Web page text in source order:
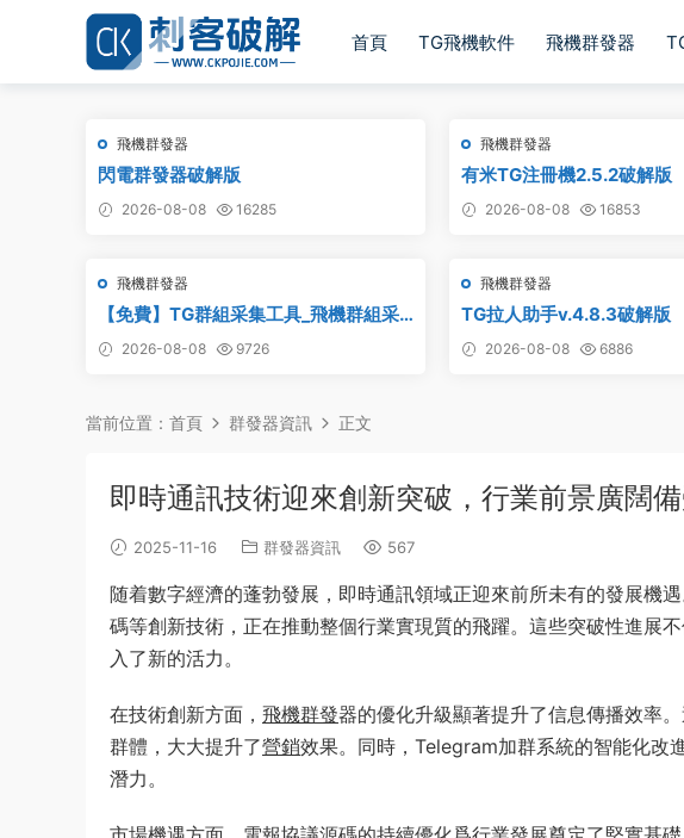
首頁 TG飛機軟件 飛機群發器
飛機群發器
閃電群發器破解版
2026-08-08 16285
飛機群發器
有米TG注冊機2.5.2破解版
2026-08-08 16853
飛機群發器
【免費】TG群組采集工具_飛機群組采
集軟件_電報群組采集_telegram群組采
集
2026-08-08 9726
飛機群發器
TG拉人助手v.4.8.3破解版
2026-08-08 6886
當前位置： 首頁 群發器資訊 正文
即時通訊技術迎來創新突破，行業前景廣闊
2025-11-16 群發器資訊 567
随着數字經濟的蓬勃發展，即時通訊領域正迎來前所未有的發展機遇
碼等創新技術，正在推動整個行業實現質的飛躍。這些突破性進展
入了新的活力。
在技術創新方面， 飛機群發器的優化升級顯著提升了信息傳播效率
群體，大大提升了營銷效果。同時，Telegram加群系統的智能化改
潛力。